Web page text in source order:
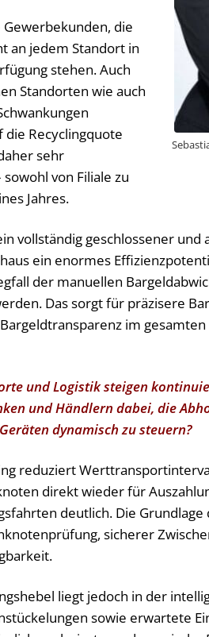
die
an jedem Standort in
stehen. Auch
Standorten wie auch
die Recyclingquote
sehr
von Filiale zu
Jahres.
vollständig geschlossener
ein enormes
der manuellen
Das sorgt für präzisere
im
und Logistik steigen
und Händlern dabei, die
dynamisch zu steuern?
reduziert
direkt wieder für
deutlich. Die
sicherer
liegt jedoch in der
sowie erwartete